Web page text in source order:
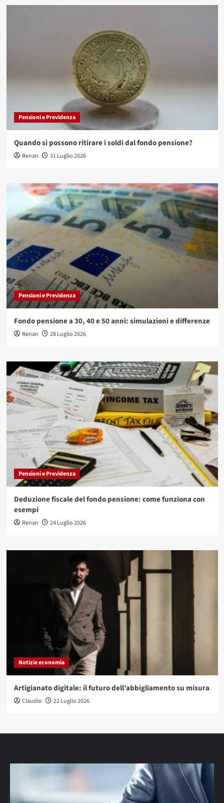
Pensioni e Previdenza
Quando si possono ritirare i soldi dal fondo pensione?
Renan 31 Luglio 2026
Pensioni e Previdenza
Fondo pensione a 30, 40 e 50 anni: simulazioni e differenze
Renan 28 Luglio 2026
Pensioni e Previdenza
Deduzione fiscale del fondo pensione: come funziona con
esempi
Renan 24 Luglio 2026
Notizie economia
Artigianato digitale: il futuro dell’abbigliamento su misura
Claudio 22 Luglio 2026